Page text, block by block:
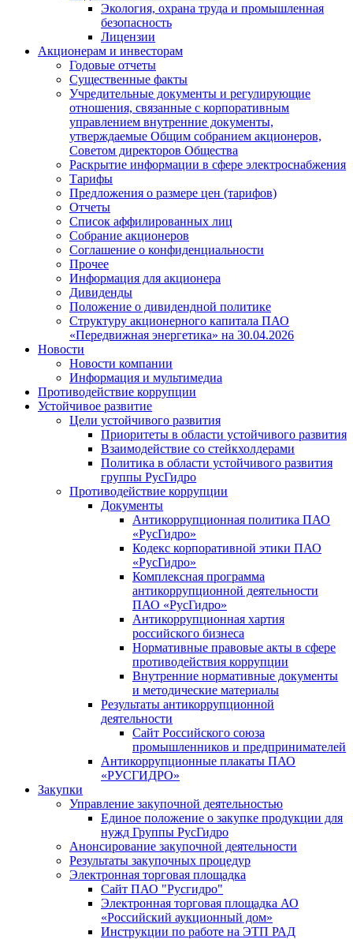
Экология, охрана труда и промышленная
безопасность
Лицензии
Акционерам и инвесторам
Годовые отчеты
Существенные факты
Учредительные документы и регулирующие
отношения, связанные с корпоративным
управлением внутренние документы,
утверждаемые Общим собранием акционеров,
Советом директоров Общества
Раскрытие информации в сфере электроснабжения
Тарифы
Предложения о размере цен (тарифов)
Отчеты
Список аффилированных лиц
Собрание акционеров
Соглашение о конфиденциальности
Прочее
Информация для акционера
Дивиденды
Положение о дивидендной политике
Структуру акционерного капитала ПАО
«Передвижная энергетика» на 30.04.2026
Новости
Новости компании
Информация и мультимедиа
Противодействие коррупции
Устойчивое развитие
Цели устойчивого развития
Приоритеты в области устойчивого развития
Взаимодействие со стейкхолдерами
Политика в области устойчивого развития
группы РусГидро
Противодействие коррупции
Документы
Антикоррупционная политика ПАО
«РусГидро»
Кодекс корпоративной этики ПАО
«РусГидро»
Комплексная программа
антикоррупционной деятельности
ПАО «РусГидро»
Антикоррупционная хартия
российского бизнеса
Нормативные правовые акты в сфере
противодействия коррупции
Внутренние нормативные документы
и методические материалы
Результаты антикоррупционной
деятельности
Сайт Российского союза
промышленников и предпринимателей
Антикоррупционные плакаты ПАО
«РУСГИДРО»
Закупки
Управление закупочной деятельностью
Единое положение о закупке продукции для
нужд Группы РусГидро
Анонсирование закупочной деятельности
Результаты закупочных процедур
Электронная торговая площадка
Сайт ПАО "Русгидро"
Электронная торговая площадка АО
«Российский аукционный дом»
Инструкции по работе на ЭТП РАД